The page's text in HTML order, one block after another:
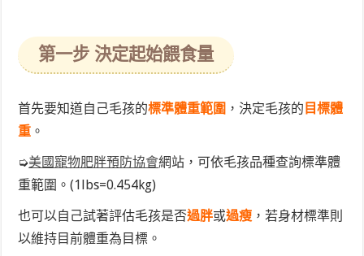
第一步 決定起始餵食量
首先要知道自己毛孩的標準體重範圍 ，決定毛孩的 目標體
重 。
➭美國寵物肥胖預防協會網站，可依毛孩品種查詢標準體
重範圍。(1lbs=0.454kg)
也可以自己試著評估毛孩是否過胖或過瘦 ，若身材標準則
以維持目前體重為目標 。